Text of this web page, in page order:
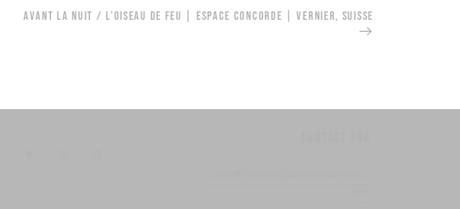
AVANT LA NUIT / L’OISEAU DE FEU | ESPACE CONCORDE | VERNIER, SUISSE